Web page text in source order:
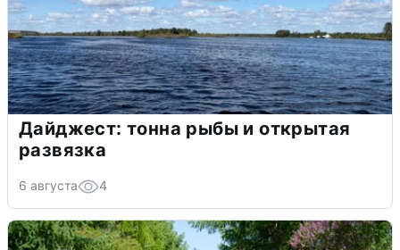
Дайджест: тонна рыбы и открытая
развязка
6 августа 4